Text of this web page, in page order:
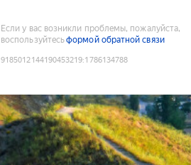
Если у вас возникли проблемы, пожалуйста,
воспользуйтесьформой обратной связи
9185012144190453219:1786134788